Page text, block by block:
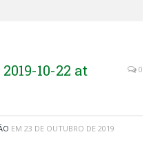
10-22 at
0
EM 23 DE OUTUBRO DE 2019